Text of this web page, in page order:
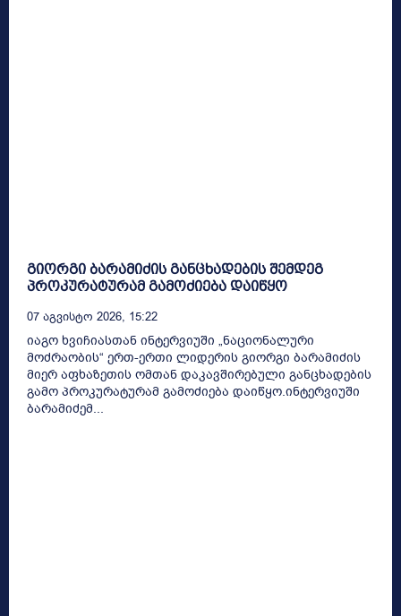
გიორგი ბარამიძის განცხადების შემდეგ
პროკურატურამ გამოძიება დაიწყო
07 Აგვისტო 2026, 15:22
იაგო ხვიჩიასთან ინტერვიუში „ნაციონალური
მოძრაობის“ ერთ-ერთი ლიდერის გიორგი ბარამიძის
მიერ აფხაზეთის ომთან დაკავშირებული განცხადების
გამო პროკურატურამ გამოძიება დაიწყო.ინტერვიუში
ბარამიძემ...